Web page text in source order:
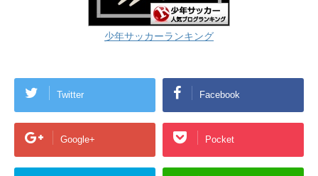
少年サッカーランキング
Twitter Facebook
Google+ Pocket